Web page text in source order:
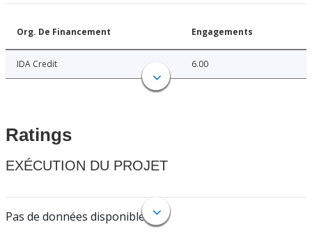
Org. De Financement Engagements
IDA Credit 6.00
Ratings
EXÉCUTION DU PROJET
Pas de données disponibles.